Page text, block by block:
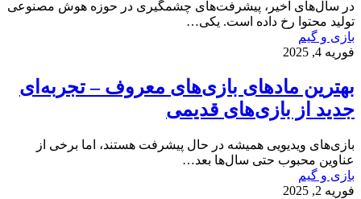
در سال‌های اخیر، پیشرفت‌های چشمگیری در حوزه هوش مصنوعی
تولید محتوا رخ داده است. یکی…
بازی و گیم
فوریه 4, 2025
بهترین مادهای بازی‌های معروف – تجربه‌ای
جدید از بازی‌های قدیمی
بازی‌های ویدیویی همیشه در حال پیشرفت هستند، اما برخی از
عناوین محبوب حتی سال‌ها بعد…
بازی و گیم
فوریه 2, 2025